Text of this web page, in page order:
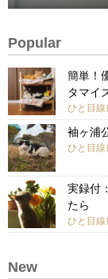
Popular
簡単！
タマイ
ひと目線
袖ヶ浦
ひと目線
実録付
たら
ひと目線
New